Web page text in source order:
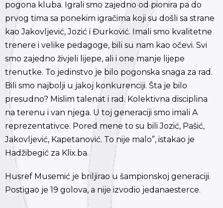
pogona kluba. Igrali smo zajedno od pionira pa do
prvog tima sa ponekim igračima koji su došli sa strane
kao Jakovljević, Jozić i Đurković. Imali smo kvalitetne
trenere i velike pedagoge, bili su nam kao očevi. Svi
smo zajedno živjeli lijepe, ali i one manje lijepe
trenutke. To jedinstvo je bilo pogonska snaga za rad.
Bili smo najbolji u jakoj konkurenciji. Šta je bilo
presudno? Mislim talenat i rad. Kolektivna disciplina
na terenu i van njega. U toj generaciji smo imali A
reprezentativce. Pored mene to su bili Jozić, Pašić,
Jakovljević, Kapetanović. To nije malo”, istakao je
Hadžibegić za Klix.ba.
Husref Musemić je briljirao u šampionskoj generaciji.
Postigao je 19 golova, a nije izvodio jedanaesterce.